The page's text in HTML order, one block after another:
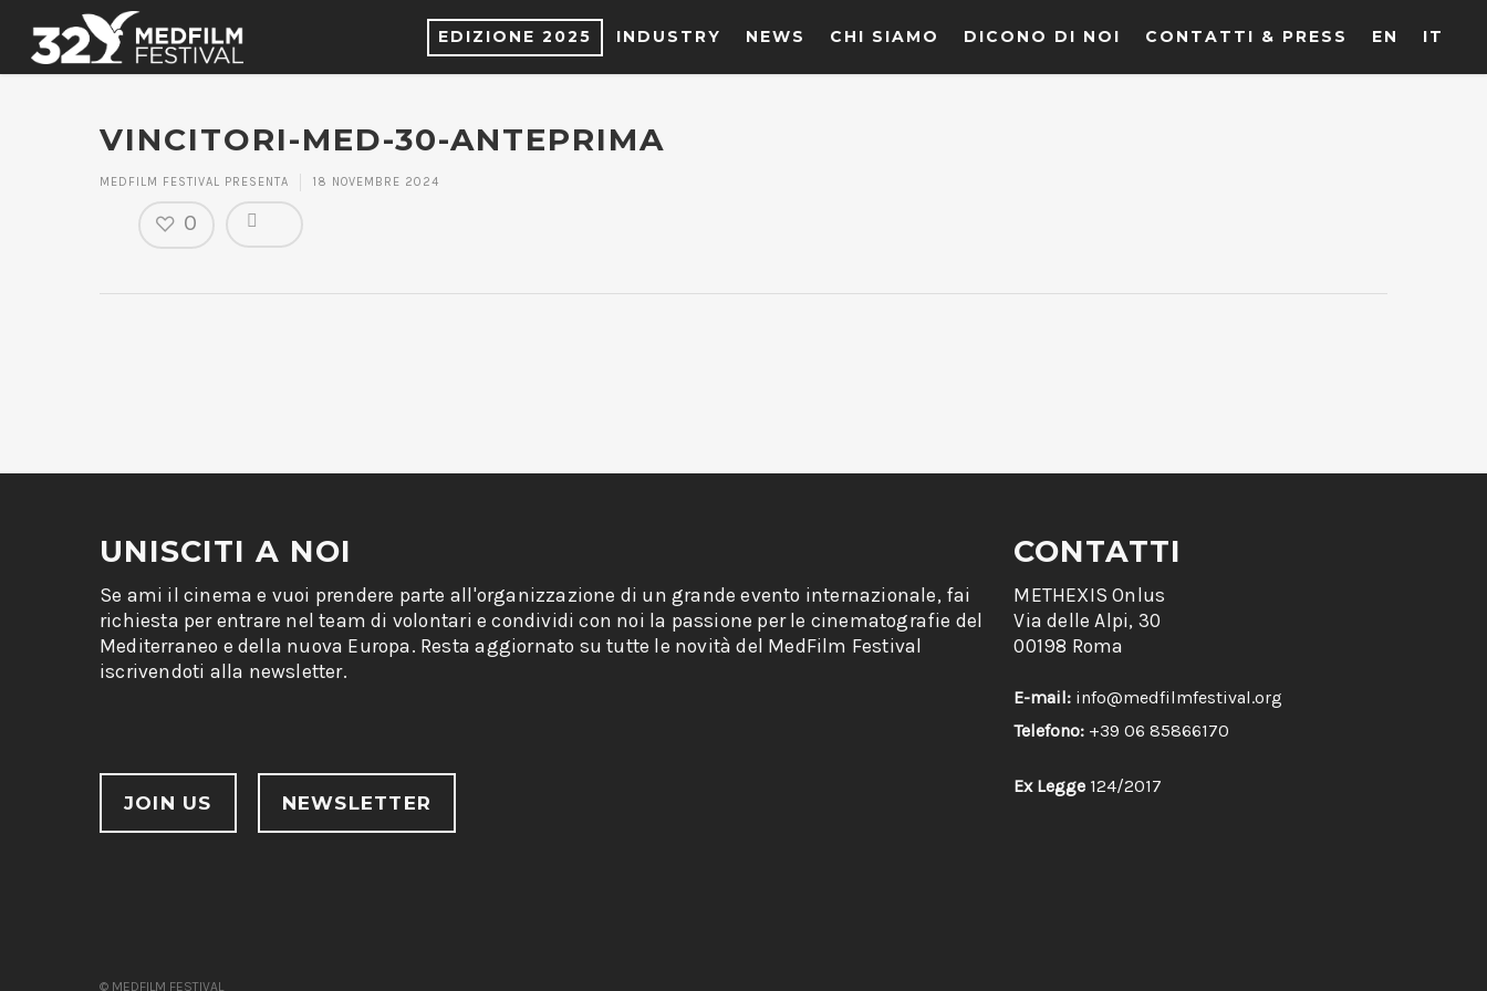
EDIZIONE 2025 INDUSTRY NEWS CHI SIAMO DICONO DI NOI CONTATTI & PRESS EN IT
VINCITORI-MED-30-ANTEPRIMA
MEDFILM FESTIVAL PRESENTA 18 NOVEMBRE 2024
0
UNISCITI A NOI
Se ami il cinema e vuoi prendere parte all'organizzazione di un grande evento internazionale, fai
richiesta per entrare nel team di volontari e condividi con noi la passione per le cinematografie del
Mediterraneo e della nuova Europa. Resta aggiornato su tutte le novità del MedFilm Festival
iscrivendoti alla newsletter.
JOIN US NEWSLETTER
CONTATTI
METHEXIS Onlus
Via delle Alpi, 30
00198 Roma
E-mail: info@medfilmfestival.org
Telefono: +39 06 85866170
Ex Legge 124/2017
© MEDFILM FESTIVAL